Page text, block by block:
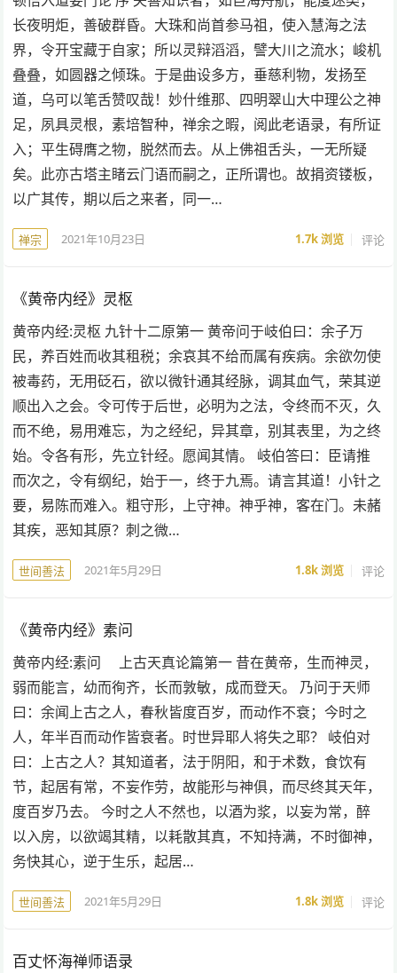
长夜明炬，善破群昏。大珠和尚首参马祖，使入慧海之法
界，令开宝藏于自家；所以灵辩滔滔，譬大川之流水；峻机
叠叠，如圆器之倾珠。于是曲设多方，垂慈利物，发扬至
道，乌可以笔舌赞叹哉！妙什维那、四明翠山大中理公之神
足，夙具灵根，素培智种，禅余之暇，阅此老语录，有所证
入；平生碍膺之物，脱然而去。从上佛祖舌头，一无所疑
矣。此亦古塔主睹云门语而嗣之，正所谓也。故捐资镂板，
以广其传，期以后之来者，同一…
禅宗 2021年10月23日 1.7k浏览 评论
《黄帝内经》灵枢
黄帝内经:灵枢 九针十二原第一 黄帝问于岐伯曰：余子万
民，养百姓而收其租税；余哀其不给而属有疾病。余欲勿使
被毒药，无用砭石，欲以微针通其经脉，调其血气，荣其逆
顺出入之会。令可传于后世，必明为之法，令终而不灭，久
而不绝，易用难忘，为之经纪，异其章，别其表里，为之终
始。令各有形，先立针经。愿闻其情。 岐伯答曰：臣请推
而次之，令有纲纪，始于一，终于九焉。请言其道！小针之
要，易陈而难入。粗守形，上守神。神乎神，客在门。未赭
其疾，恶知其原？刺之微…
世间善法 2021年5月29日 1.8k浏览 评论
《黄帝内经》素问
黄帝内经:素问 上古天真论篇第一 昔在黄帝，生而神灵，
弱而能言，幼而徇齐，长而敦敏，成而登天。 乃问于天师
曰：余闻上古之人，春秋皆度百岁，而动作不衰；今时之
人，年半百而动作皆衰者。时世异耶人将失之耶？ 岐伯对
曰：上古之人？其知道者，法于阴阳，和于术数，食饮有
节，起居有常，不妄作劳，故能形与神俱，而尽终其天年，
度百岁乃去。 今时之人不然也，以酒为浆，以妄为常，醉
以入房，以欲竭其精，以耗散其真，不知持满，不时御神，
务快其心，逆于生乐，起居…
世间善法 2021年5月29日 1.8k浏览 评论
百丈怀海禅师语录